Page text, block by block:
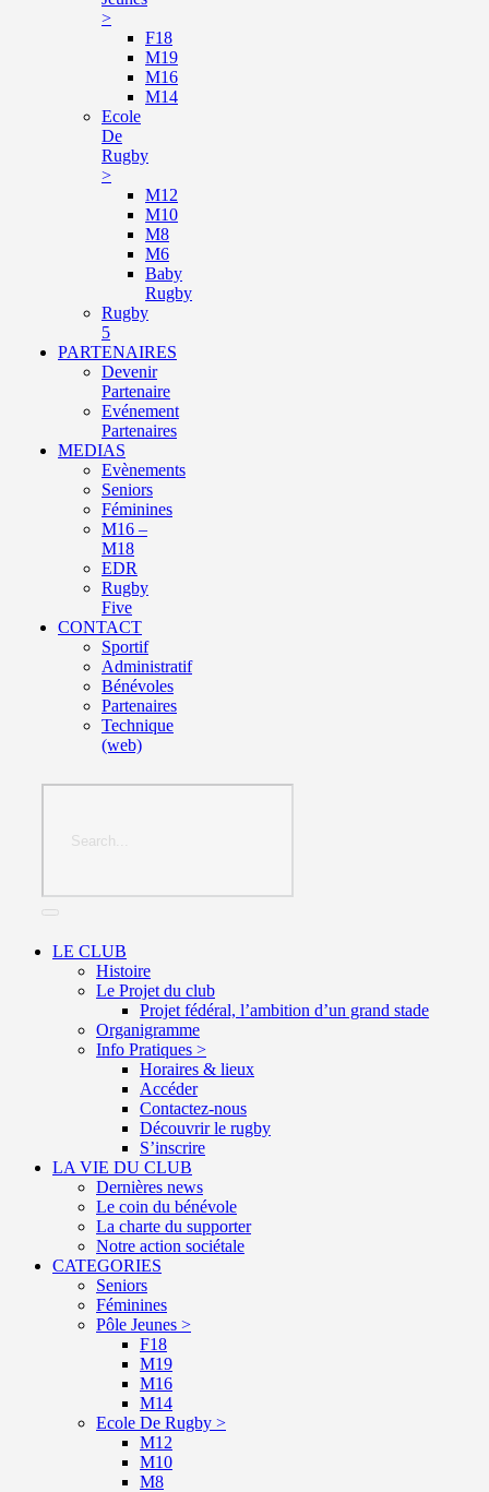
>
F18
M19
M16
M14
Ecole
De
Rugby
>
M12
M10
M8
M6
Baby
Rugby
Rugby
5
PARTENAIRES
Devenir
Partenaire
Evénement
Partenaires
MEDIAS
Evènements
Seniors
Féminines
M16 –
M18
EDR
Rugby
Five
CONTACT
Sportif
Administratif
Bénévoles
Partenaires
Technique
(web)
LE CLUB
Histoire
Le Projet du club
Projet fédéral, l’ambition d’un grand stade
Organigramme
Info Pratiques >
Horaires & lieux
Accéder
Contactez-nous
Découvrir le rugby
S’inscrire
LA VIE DU CLUB
Dernières news
Le coin du bénévole
La charte du supporter
Notre action sociétale
CATEGORIES
Seniors
Féminines
Pôle Jeunes >
F18
M19
M16
M14
Ecole De Rugby >
M12
M10
M8